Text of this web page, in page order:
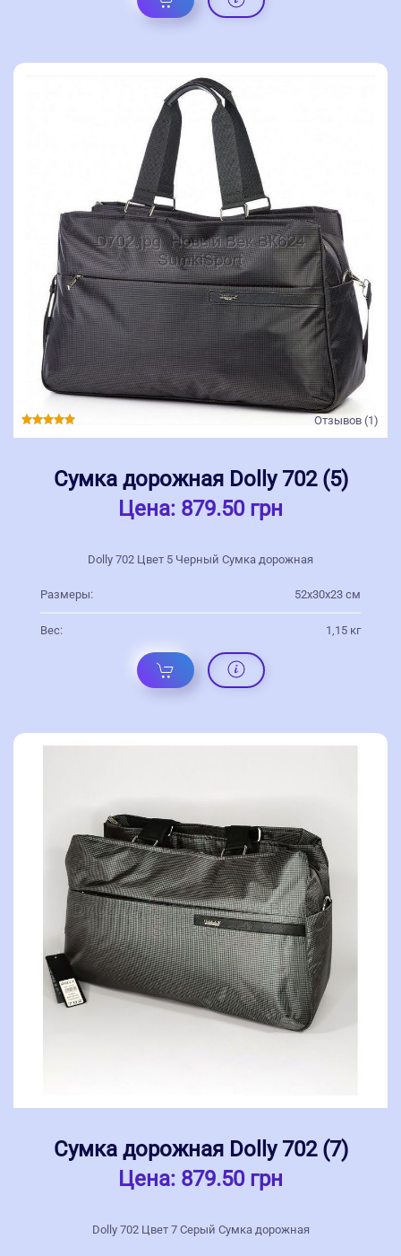
Отзывов (1)
Сумка дорожная Dolly 702 (5)
Цена: 879.50 грн
Dolly 702 Цвет 5 Черный Сумка дорожная
Размеры: 52х30х23 см
Вес: 1,15 кг
Сумка дорожная Dolly 702 (7)
Цена: 879.50 грн
Dolly 702 Цвет 7 Серый Сумка дорожная